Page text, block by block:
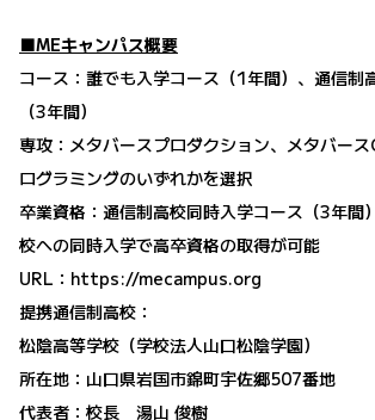
■MEキャンパス概要
コース：誰でも入学コース（1年間）、通信制
（3年間）
専攻：メタバースプロダクション、メタバー
ログラミングのいずれかを選択
卒業資格：通信制高校同時入学コース（3年間
校への同時入学で高卒資格の取得が可能
URL： https://mecampus.org
提携通信制高校：
松陰高等学校（学校法人山口松陰学園）
所在地：山口県岩国市錦町宇佐郷507番地
代表者：校長 湯山 俊樹